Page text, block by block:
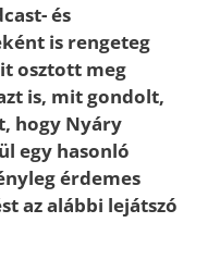
és
is rengeteg
osztott meg
is, mit gondolt,
hogy Nyáry
egy hasonló
érdemes
az alábbi lejátszó